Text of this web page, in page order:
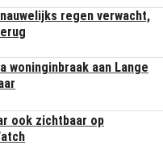
regen verwacht,
woninginbraak aan Lange
ook zichtbaar op